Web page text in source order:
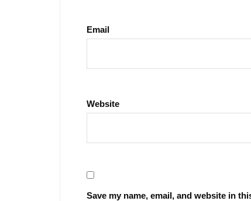
Email
Website
Save my name, email, and website in